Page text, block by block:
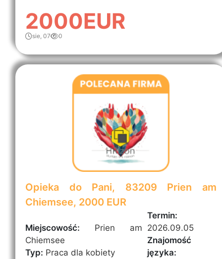
2000EUR
sie, 07 0
Opieka do Pani, 83209 Prien am
Chiemsee, 2000 EUR
Miejscowość:
Prien am
Chiemsee
Typ: Praca dla kobiety
Termin:
2026.09.05
Znajomość
języka: